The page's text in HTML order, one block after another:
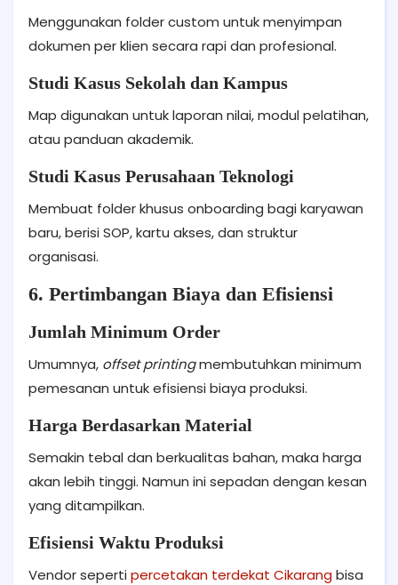
Menggunakan folder custom untuk menyimpan
dokumen per klien secara rapi dan profesional.
Studi Kasus Sekolah dan Kampus
Map digunakan untuk laporan nilai, modul pelatihan,
atau panduan akademik.
Studi Kasus Perusahaan Teknologi
Membuat folder khusus onboarding bagi karyawan
baru, berisi SOP, kartu akses, dan struktur
organisasi.
6. Pertimbangan Biaya dan Efisiensi
Jumlah Minimum Order
Umumnya, offset printingmembutuhkan minimum
pemesanan untuk efisiensi biaya produksi.
Harga Berdasarkan Material
Semakin tebal dan berkualitas bahan, maka harga
akan lebih tinggi. Namun ini sepadan dengan kesan
yang ditampilkan.
Efisiensi Waktu Produksi
Vendor sepertipercetakan terdekat Cikarangbisa